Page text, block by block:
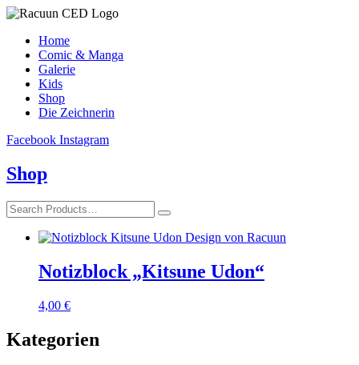
Home
Comic & Manga
Galerie
Kids
Shop
Die Zeichnerin
Facebook Instagram
Shop
Notizblock „Kitsune Udon“
4,00 €
Kategorien